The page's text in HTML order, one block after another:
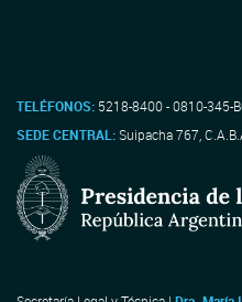
TELÉFONOS: 5218-8400 - 0810-345-
SEDE CENTRAL:Suipacha 767,